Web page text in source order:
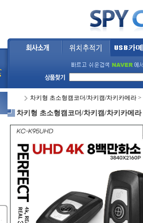
차키형 초소형캠코더/차키캠/차키카메라 >
차키형 초소형캠코더/차키캠/차키카메라